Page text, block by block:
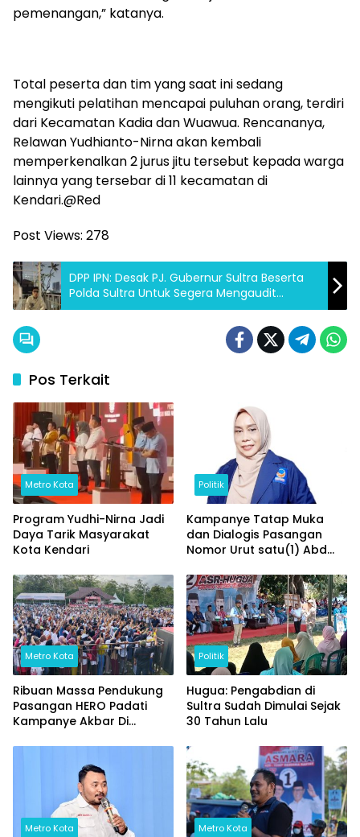
pemenangan,” katanya.
Total peserta dan tim yang saat ini sedang
mengikuti pelatihan mencapai puluhan orang, terdiri
dari Kecamatan Kadia dan Wuawua. Rencananya,
Relawan Yudhianto-Nirna akan kembali
memperkenalkan 2 jurus jitu tersebut kepada warga
lainnya yang tersebar di 11 kecamatan di
Kendari.@Red
Post Views: 278
DPP IPN: Desak PJ. Gubernur Sultra Beserta
Polda Sultra Untuk Segera Mengaudit
Sejumlah Penjabat Utama Prov.Sultra.
Pos Terkait
Metro Kota
Program Yudhi-Nirna Jadi
Daya Tarik Masyarakat
Kota Kendari
Politik
Kampanye Tatap Muka
dan Dialogis Pasangan
Nomor Urut satu(1) Abd
dipadati Ribuan
Masyarakat
Metro Kota
Ribuan Massa Pendukung
Pasangan HERO Padati
Kampanye Akbar Di
Palangga
Politik
Hugua: Pengabdian di
Sultra Sudah Dimulai Sejak
30 Tahun Lalu
Metro Kota Metro Kota